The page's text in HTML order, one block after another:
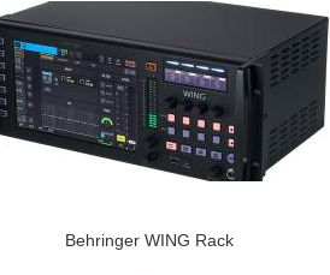
Behringer WING Rack